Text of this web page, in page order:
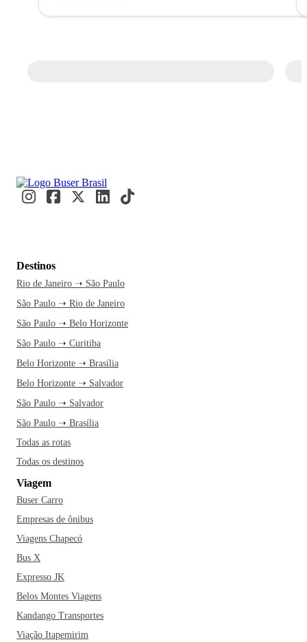
Destinos
Rio de Janeiro ➝ São Paulo
São Paulo ➝ Rio de Janeiro
São Paulo ➝ Belo Horizonte
São Paulo ➝ Curitiba
Belo Horizonte ➝ Brasília
Belo Horizonte ➝ Salvador
São Paulo ➝ Salvador
São Paulo ➝ Brasília
Todas as rotas
Todas os destinos
Viagem
Buser Carro
Empresas de ônibus
Viagens Chapecó
Bus X
Expresso JK
Belos Montes Viagens
Kandango Transportes
Viação Itapemirim